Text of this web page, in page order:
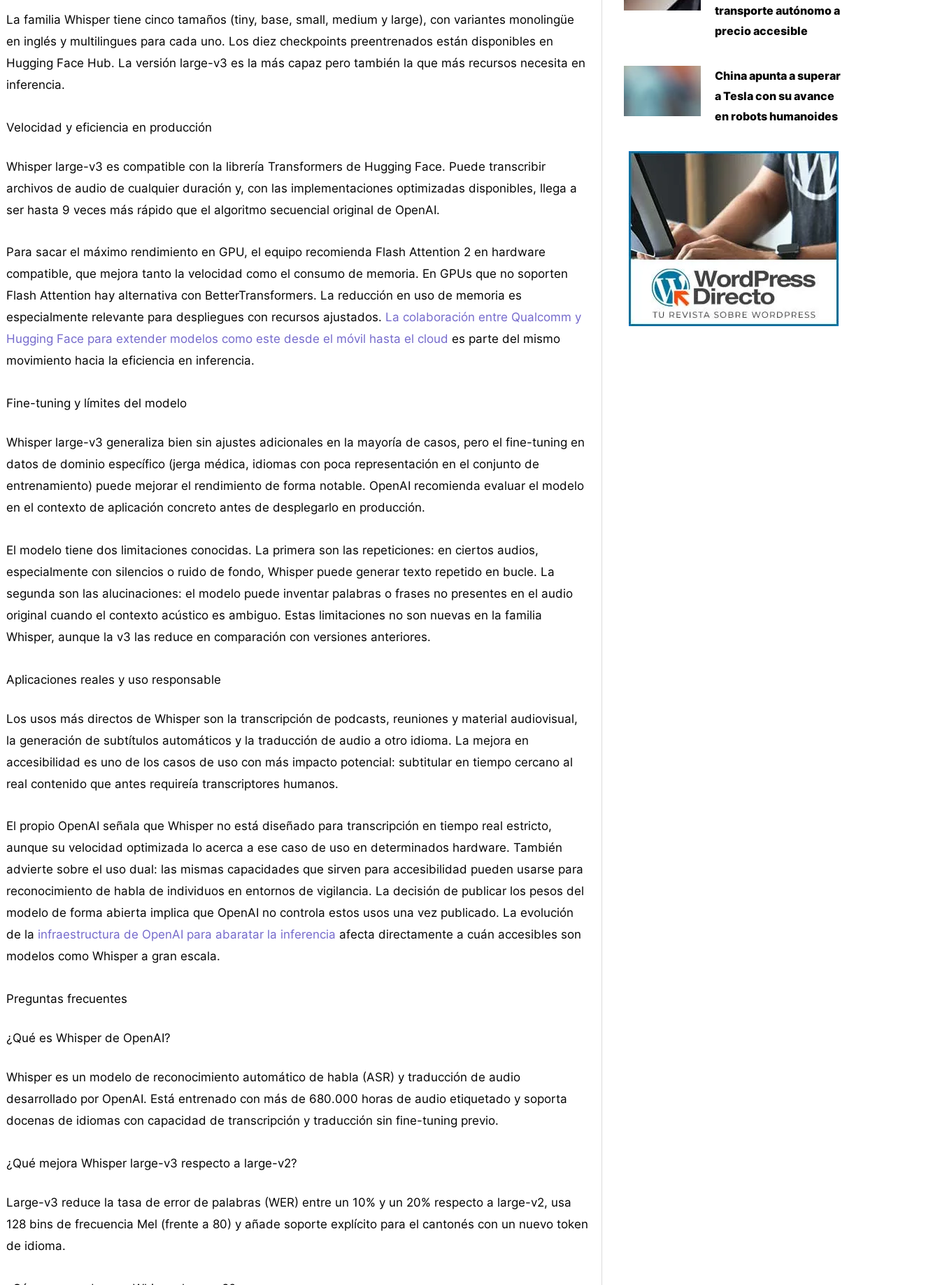
La familia Whisper tiene cinco tamaños (tiny, base, small, medium y large), con variantes monolingüe
en inglés y multilingues para cada uno. Los diez checkpoints preentrenados están disponibles en
Hugging Face Hub. La versión large-v3 es la más capaz pero también la que más recursos necesita en
inferencia.
Velocidad y eficiencia en producción
Whisper large-v3 es compatible con la librería Transformers de Hugging Face. Puede transcribir
archivos de audio de cualquier duración y, con las implementaciones optimizadas disponibles, llega a
ser hasta 9 veces más rápido que el algoritmo secuencial original de OpenAI.
Para sacar el máximo rendimiento en GPU, el equipo recomienda Flash Attention 2 en hardware
compatible, que mejora tanto la velocidad como el consumo de memoria. En GPUs que no soporten
Flash Attention hay alternativa con BetterTransformers. La reducción en uso de memoria es
especialmente relevante para despliegues con recursos ajustados. La colaboración entre Qualcomm y
Hugging Face para extender modelos como este desde el móvil hasta el cloud es parte del mismo
movimiento hacia la eficiencia en inferencia.
Fine-tuning y límites del modelo
Whisper large-v3 generaliza bien sin ajustes adicionales en la mayoría de casos, pero el fine-tuning en
datos de dominio específico (jerga médica, idiomas con poca representación en el conjunto de
entrenamiento) puede mejorar el rendimiento de forma notable. OpenAI recomienda evaluar el modelo
en el contexto de aplicación concreto antes de desplegarlo en producción.
El modelo tiene dos limitaciones conocidas. La primera son las repeticiones: en ciertos audios,
especialmente con silencios o ruido de fondo, Whisper puede generar texto repetido en bucle. La
segunda son las alucinaciones: el modelo puede inventar palabras o frases no presentes en el audio
original cuando el contexto acústico es ambiguo. Estas limitaciones no son nuevas en la familia
Whisper, aunque la v3 las reduce en comparación con versiones anteriores.
Aplicaciones reales y uso responsable
Los usos más directos de Whisper son la transcripción de podcasts, reuniones y material audiovisual,
la generación de subtítulos automáticos y la traducción de audio a otro idioma. La mejora en
accesibilidad es uno de los casos de uso con más impacto potencial: subtitular en tiempo cercano al
real contenido que antes requireía transcriptores humanos.
El propio OpenAI señala que Whisper no está diseñado para transcripción en tiempo real estricto,
aunque su velocidad optimizada lo acerca a ese caso de uso en determinados hardware. También
advierte sobre el uso dual: las mismas capacidades que sirven para accesibilidad pueden usarse para
reconocimiento de habla de individuos en entornos de vigilancia. La decisión de publicar los pesos del
modelo de forma abierta implica que OpenAI no controla estos usos una vez publicado. La evolución
de la infraestructura de OpenAI para abaratar la inferencia afecta directamente a cuán accesibles son
modelos como Whisper a gran escala.
Preguntas frecuentes
¿Qué es Whisper de OpenAI?
Whisper es un modelo de reconocimiento automático de habla (ASR) y traducción de audio
desarrollado por OpenAI. Está entrenado con más de 680.000 horas de audio etiquetado y soporta
docenas de idiomas con capacidad de transcripción y traducción sin fine-tuning previo.
¿Qué mejora Whisper large-v3 respecto a large-v2?
Large-v3 reduce la tasa de error de palabras (WER) entre un 10% y un 20% respecto a large-v2, usa
128 bins de frecuencia Mel (frente a 80) y añade soporte explícito para el cantonés con un nuevo token
de idioma.
transporte autónomo a
precio accesible
China apunta a superar
a Tesla con su avance
en robots humanoides